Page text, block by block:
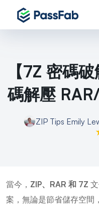
【7Z 密碼
碼解壓
ZIP Tips Emily
當今， ZIP、RAR 和 7Z
案，無論是節省儲存空間